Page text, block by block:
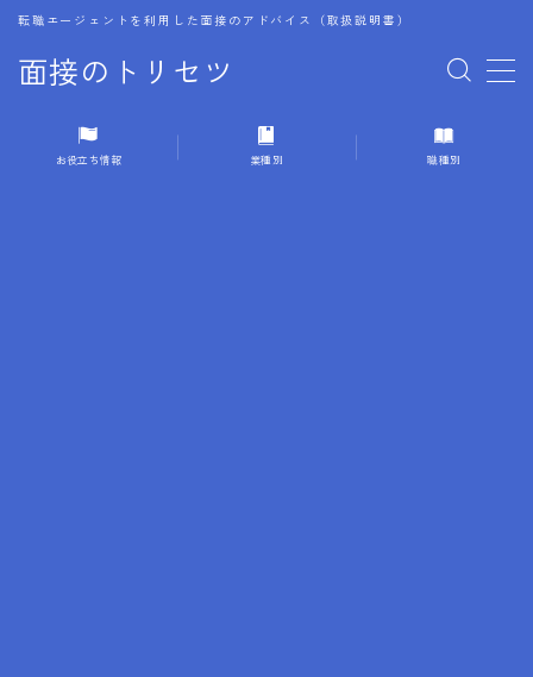
面接のトリセツ
転職エージェントを利用した面接のアドバイス（取扱説明書）
MENU
1.成功する面接戦略
お役立ち情報 業種別 職種別